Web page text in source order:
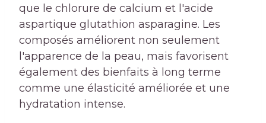
que le chlorure de calcium et l'acide
aspartique glutathion asparagine. Les
composés améliorent non seulement
l'apparence de la peau, mais favorisent
également des bienfaits à long terme
comme une élasticité améliorée et une
hydratation intense.